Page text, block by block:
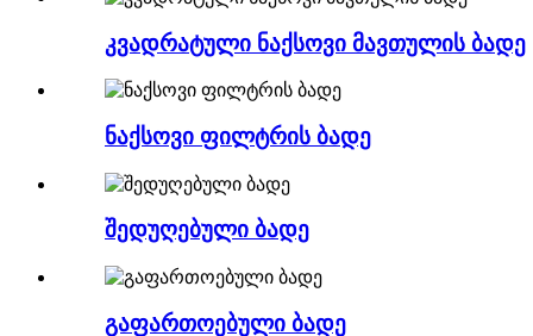
კვადრატული ნაქსოვი მავთულის ბადე
ნაქსოვი ფილტრის ბადე
შედუღებული ბადე
გაფართოებული ბადე